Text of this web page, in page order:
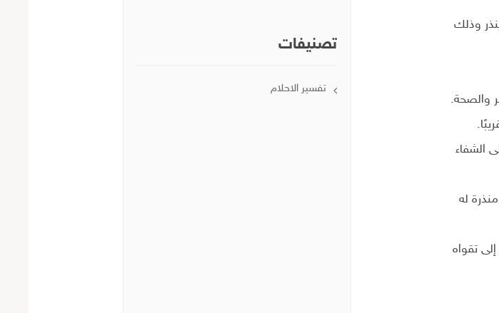
وذلك
والصحة.
الشفاء
له
تقواه
تصنيفات
تفسير الاحلام